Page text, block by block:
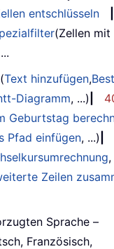
entschlüsseln
(Zellen
(Text hinzufügen,
Diagramm, ...)
Geburtstag
Pfad einfügen, ...)
Zeilen
Sprache –
Französisch,